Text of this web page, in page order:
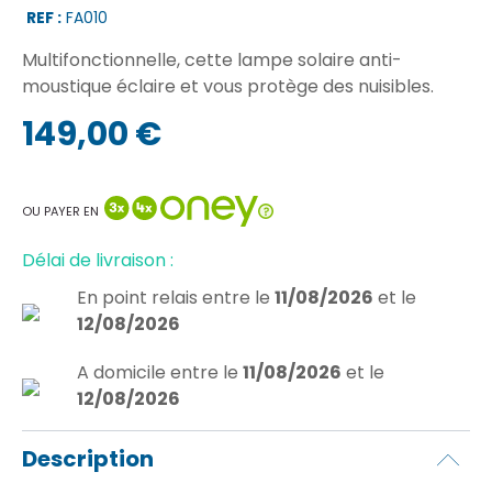
REF : FA010
Multifonctionnelle, cette lampe solaire anti-
moustique éclaire et vous protège des nuisibles.
149,00 €
OU PAYER EN
Délai de livraison :
En point relais entre le 11/08/2026 et le
12/08/2026
A domicile entre le 11/08/2026 et le
12/08/2026
Description